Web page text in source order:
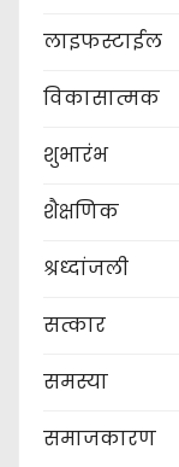
लाइफस्टाईल
विकासात्मक
शुभारंभ
शैक्षणिक
श्रध्दांजली
सत्कार
समस्या
समाजकारण